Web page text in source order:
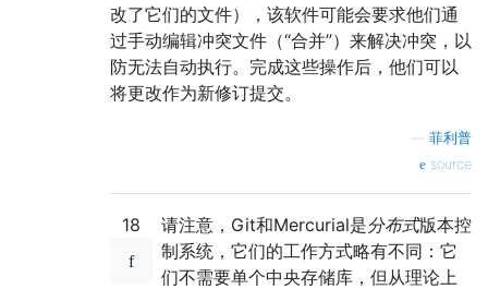
改了它们的文件），该软件可能会要求他们通
过手动编辑冲突文件（“合并”）来解决冲突，以
防无法自动执行。完成这些操作后，他们可以
将更改作为新修订提交。
菲利普
source
18 请注意，Git和Mercurial是分布式版本控
制系统，它们的工作方式略有不同：它
们不需要单个中央存储库，但从理论上